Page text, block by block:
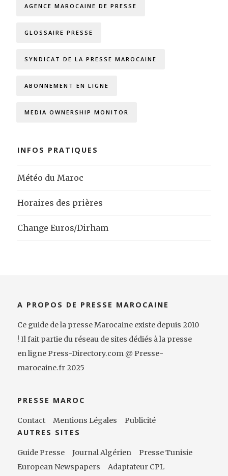
AGENCE MAROCAINE DE PRESSE
GLOSSAIRE PRESSE
SYNDICAT DE LA PRESSE MAROCAINE
ABONNEMENT EN LIGNE
MEDIA OWNERSHIP MONITOR
INFOS PRATIQUES
Météo du Maroc
Horaires des prières
Change Euros/Dirham
A PROPOS DE PRESSE MAROCAINE
Ce guide de la presse Marocaine existe depuis 2010
! Il fait partie du réseau de sites dédiés à la presse
en ligne Press-Directory.com @ Presse-
marocaine.fr 2025
PRESSE MAROC
Contact Mentions Légales Publicité
AUTRES SITES
Guide Presse Journal Algérien
Presse Tunisie
European Newspapers
Adaptateur CPL